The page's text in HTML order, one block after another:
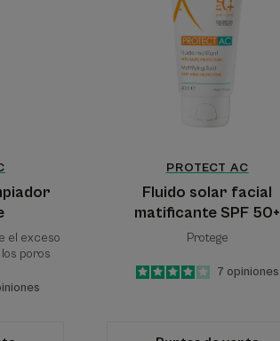
el exceso
poros
matificante
SPF
50+
PROTECT AC
Fluido solar facial
matificante SPF 50+
Protege
4
/5
7 opiniones